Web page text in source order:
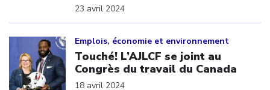
23 avril 2024
Emplois, économie et environnement
Touché! L’AJLCF se joint au
Congrès du travail du Canada
18 avril 2024